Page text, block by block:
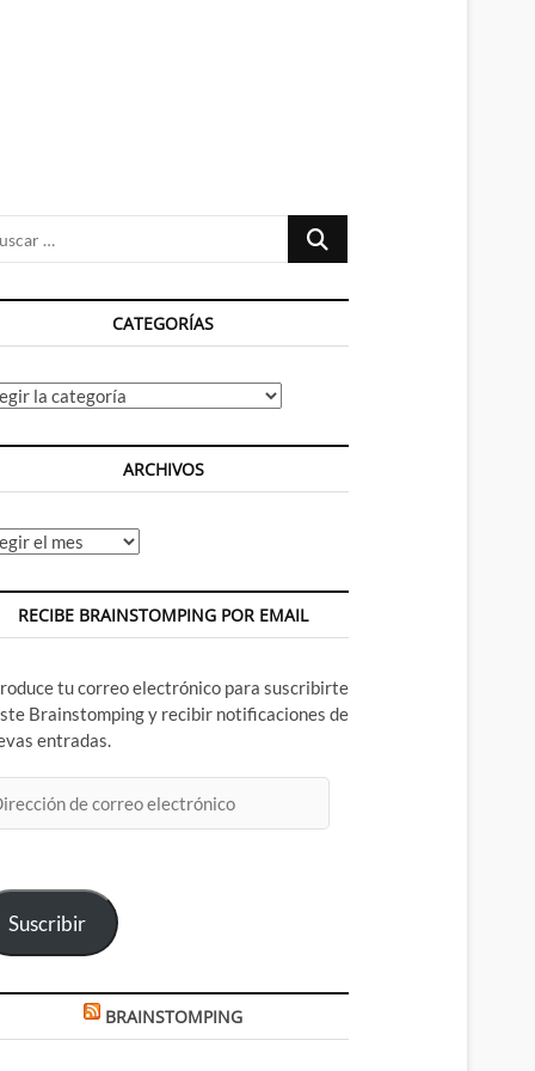
Buscar
CATEGORÍAS
ARCHIVOS
RECIBE BRAINSTOMPING POR EMAIL
tu correo electrónico para suscribirte
Brainstomping y recibir notificaciones de
entradas.
Suscribir
BRAINSTOMPING